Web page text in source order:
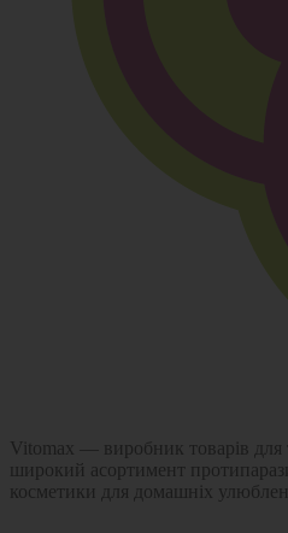
Vitomax — виробник товарів
широкий асортимент
косметики для домашніх